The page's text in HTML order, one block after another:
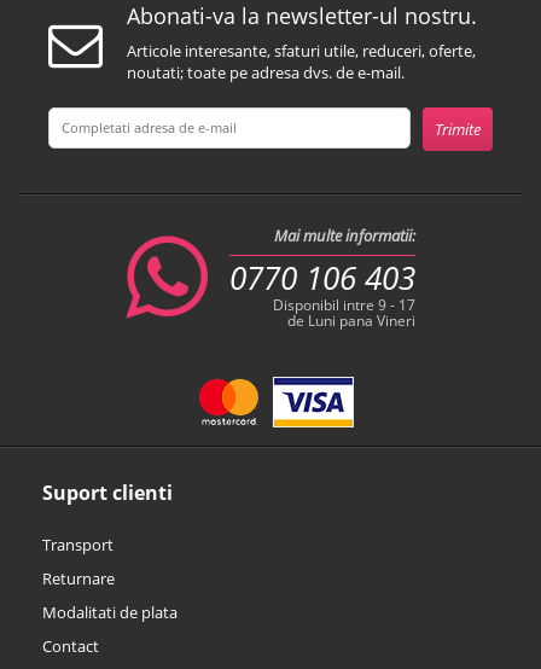
Suport clienti
Transport
Returnare
Modalitati de plata
Contact
Abonati-va la newsletter-ul nostru.
Articole interesante, sfaturi utile, reduceri, oferte,
noutati; toate pe adresa dvs. de e-mail.
Mai multe informatii:
0770 106 403
Disponibil intre 9 - 17
de Luni pana Vineri